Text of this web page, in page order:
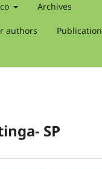
Archives
authors Publication
SP